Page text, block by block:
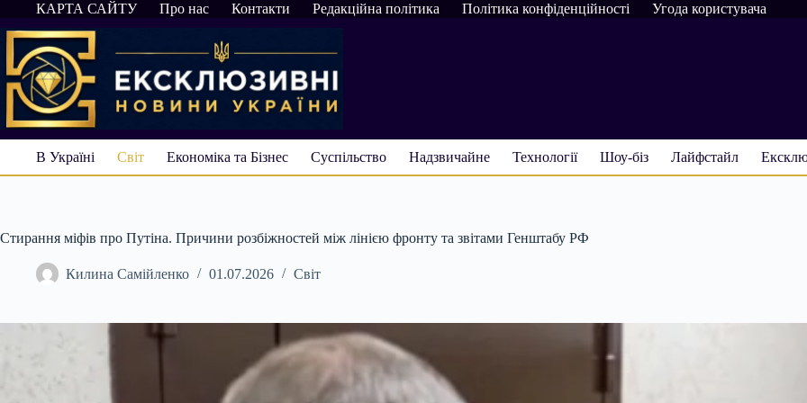
Перейти
до
вмісту
КАРТА САЙТУ Про нас Контакти Редакційна політика Політика конфіденційності Угода користувача
В Україні Світ Економіка та Бізнес Суспільство Надзвичайне Технології Шоу-біз Лайфстайл
Стирання міфів про Путіна. Причини розбіжностей між лінією фронту та звітами Генштабу РФ
Килина Самійленко 01.07.2026 Світ